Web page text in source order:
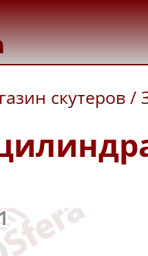
скутеров /